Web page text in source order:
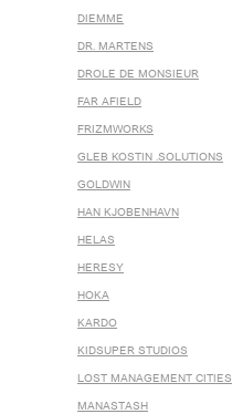
DIEMME
DR. MARTENS
DROLE DE MONSIEUR
FAR AFIELD
FRIZMWORKS
GLEB KOSTIN .SOLUTIONS
GOLDWIN
HAN KJOBENHAVN
HELAS
HERESY
HOKA
KARDO
KIDSUPER STUDIOS
LOST MANAGEMENT CITIES
MANASTASH